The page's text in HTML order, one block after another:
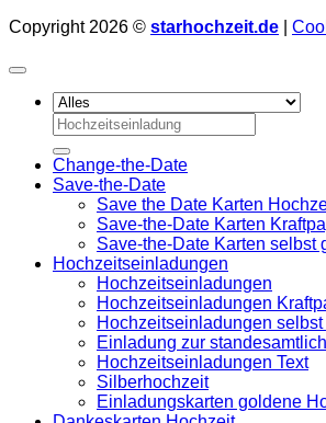
Copyright 2026 © starhochzeit.de
Suchen
nach:
Change-the-Date
Save-the-Date
Save the Date Karten
Save-the-Date Karten
Save-the-Date Karten selbst
Hochzeitseinladungen
Hochzeitseinladungen
Hochzeitseinladungen
Hochzeitseinladungen
Einladung zur
Hochzeitseinladungen Text
Silberhochzeit
Einladungskarten goldene